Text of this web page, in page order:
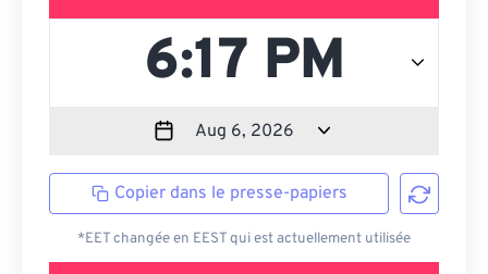
Copier dans le presse-papiers
*EET changée en EEST qui est actuellement utilisée